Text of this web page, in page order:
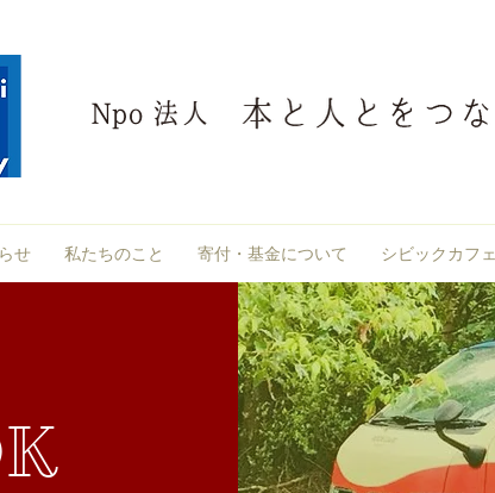
せ 私たちのこと 寄付・基金について シビックカフェ